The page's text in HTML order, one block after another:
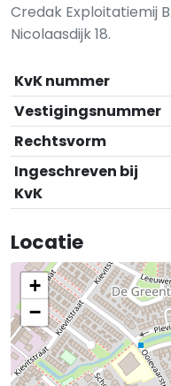
Credak Exploitatiemij
Nicolaasdijk 18.
KvK nummer
Vestigingsnummer
Rechtsvorm
Ingeschreven bij
KvK
Locatie
+
−